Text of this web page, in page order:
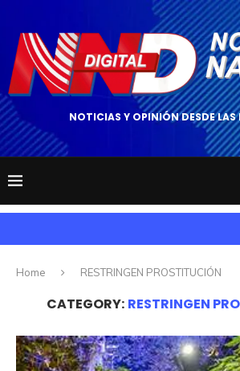
NOTICIAS Y OPINIÓN DESDE LAS
Home RESTRINGEN PROSTITUCIÓN
CATEGORY: RESTRINGEN